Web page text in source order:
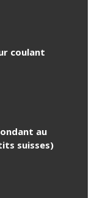
coulant
au
suisses)